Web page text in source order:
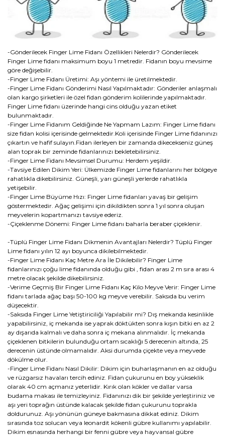
-Gönderilecek Finger Lime Fidanı Özellikleri Nelerdir? Gönderilecek
Finger Lime fidanı maksimum boyu 1 metredir. Fidanın boyu mevsime
göre değişebilir.
-Finger Lime Fidanı Üretimi: Aşı yöntemi ile üretilmektedir.
-Finger Lime Fidanı Gönderimi Nasıl Yapılmaktadır: Gönderiler anlaşmalı
olan kargo şirketleri ile özel fidan gönderim kolilerinde yapılmaktadır.
Finger Lime fidanı üzerinde hangi cins olduğu yazan etiket
bulunmaktadır.
-Finger Lime Fidanım Geldiğinde Ne Yapmam Lazım: Finger Lime fidanı
size fidan kolisi içerisinde gelmektedir.Koli içerisinde Finger Lime fidanınızı
çıkartın ve hafif sulayın.Fidan ilerleyen bir zamanda dikecekseniz güneş
alan toprak bir zeminde fidanlarınızı bekletebilirsiniz.
-Finger Lime Fidanı Mevsimsel Durumu: Herdem yeşildir.
-Tavsiye Edilen Dikim Yeri: Ülkemizde Finger Lime fidanlarını her bölgeye
rahatlıkla dikebilirsiniz. Güneşli, yarı güneşli yerlerde rahatlıkla
yetişebilir.
-Finger Lime Büyüme Hızı: Finger Lime fidanları yavaş bir gelişim
göstermektedir. Ağaç gelişimi için dikildikten sonra 1 yıl sonra oluşan
meyvelerin kopartmanızı tavsiye ederiz.
-Çiçeklenme Dönemi: Finger Lime fidanı baharla beraber çiçeklenir.
-Tüplü Finger Lime Fidanı Dikmenin Avantajları Nelerdir? Tüplü Finger
Lime fidanı yılın 12 ayı boyunca dikilebilmektedir.
-Finger Lime Fidanı Kaç Metre Ara İle Dikilebilir? Finger Lime
fidanlarınızı çoğu lime fidanında olduğu gibi , fidan arası 2 m sıra arası 4
metre olacak şekilde dikebilirsiniz.
-Verime Geçmiş Bir Finger Lime Fidanı Kaç Kilo Meyve Verir: Finger Lime
fidanı tarlada ağaç başı 50-100 kg meyve verebilir. Saksıda bu verim
düşecektir.
-Saksıda Finger Lime Yetiştiriciliği Yapılabilir mi? Dış mekanda kesinlikle
yapabilirsiniz, iç mekanda ise yaprak döktükten sonra kışın bitki en az 2
ay dışarıda kalmalı ve daha sonra iç mekana alınmalıdır. İç mekanda
çiçeklenen bitkilerin bulunduğu ortam sıcaklığı 5 derecenin altında, 25
derecenin üstünde olmamalıdır. Aksi durumda çiçekte veya meyvede
dökülme olur.
-Finger Lime Fidanı Nasıl Dikilir: Dikim için buharlaşmanın en az olduğu
ve rüzgarsız havaları tercih ediniz. Fidan çukurunu en boy yükseklik
olarak 40 cm açmanız yeterlidir. Kırık olan kökler ve dallar varsa
budama makası ile temizleyiniz. Fidanınızı dik bir şekilde yerleştiriniz ve
aşı yeri toprağın üstünde kalacak şekilde fidan çukurunu toprakla
doldurunuz. Aşı yönünün güneye bakmasına dikkat ediniz. Dikim
sırasında toz solucan veya leonardit kökenli gübre kullanımı yapılabilir.
Dikim esnasında herhangi bir fenni gübre veya hayvansal gübre